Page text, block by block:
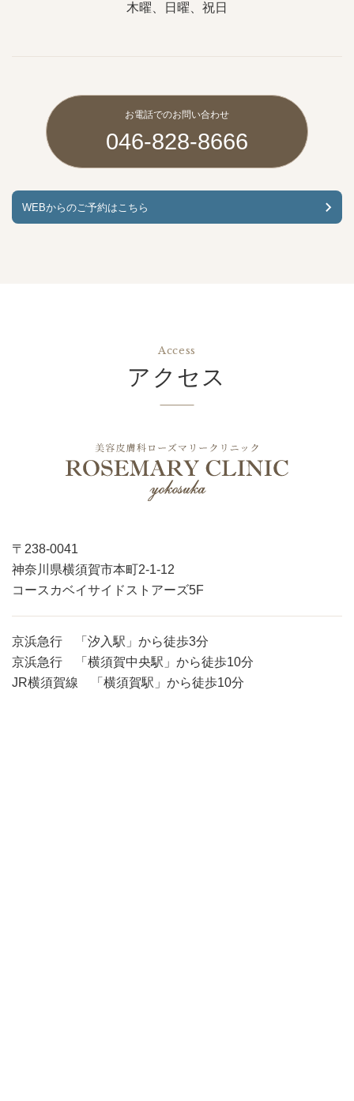
木曜、日曜、祝日
お電話でのお問い合わせ
046-828-8666
WEBからのご予約はこちら
Access
アクセス
〒238-0041
神奈川県横須賀市本町2-1-12
コースカベイサイドストアーズ5F
京浜急行 「汐入駅」から徒歩3分
京浜急行 「横須賀中央駅」から徒歩10分
JR横須賀線 「横須賀駅」から徒歩10分